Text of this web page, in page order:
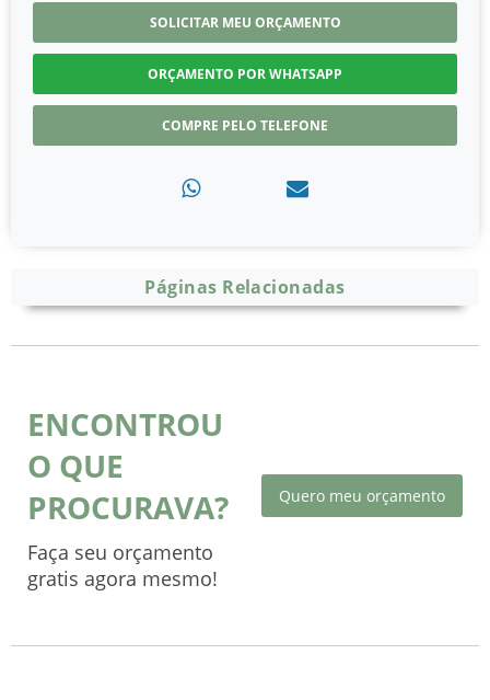
SOLICITAR MEU ORÇAMENTO
ORÇAMENTO POR WHATSAPP
COMPRE PELO TELEFONE
Páginas Relacionadas
ENCONTROU
O QUE
PROCURAVA?
Faça seu orçamento
gratis agora mesmo!
Quero meu orçamento